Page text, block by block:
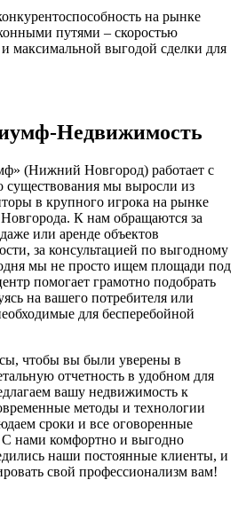
на рынке
путями – скоростью
максимальной выгодой сделки для
Недвижимость
(Нижний Новгород) работает с
существования мы выросли из
в крупного игрока на рынке
К нам обращаются за
или аренде объектов
за консультацией по выгодному
мы не просто ищем площади под
помогает грамотно подобрать
на вашего потребителя или
для бесперебойной
чтобы вы были уверены в
отчетность в удобном для
вашу недвижимость к
методы и технологии
сроки и все оговоренные
С нами комфортно и выгодно
наши постоянные клиенты, и
свой профессионализм вам!